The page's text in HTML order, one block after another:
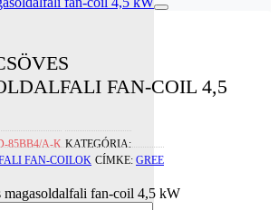
FAN-COIL 4,5
85BB4/A-K KATEGÓRIA:
FAN-COILOK CÍMKE: GREE
magasoldalfali fan-coil 4,5 kW